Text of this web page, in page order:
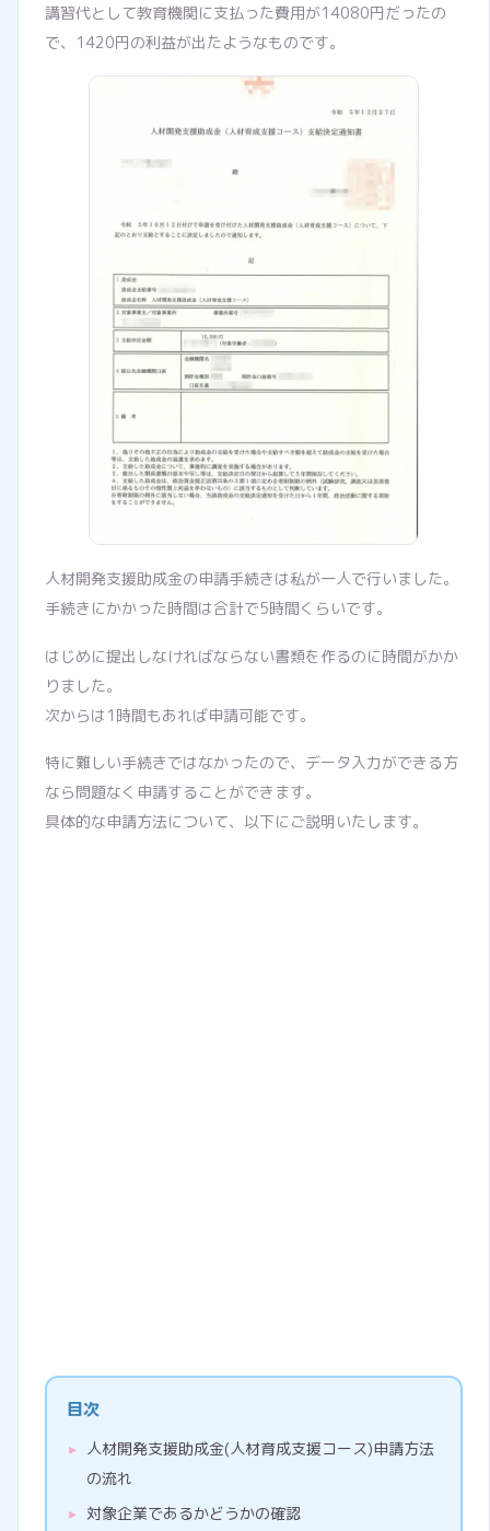
講習代として教育機関に支払った費用が14080円だったの
で、1420円の利益が出たようなものです。
人材開発支援助成金の申請手続きは私が一人で行いました。
手続きにかかった時間は合計で5時間くらいです。
はじめに提出しなければならない書類を作るのに時間がかか
りました。
次からは1時間もあれば申請可能です。
特に難しい手続きではなかったので、データ入力ができる方
なら問題なく申請することができます。
具体的な申請方法について、以下にご説明いたします。
目次
人材開発支援助成金(人材育成支援コース)申請方法
の流れ
対象企業であるかどうかの確認